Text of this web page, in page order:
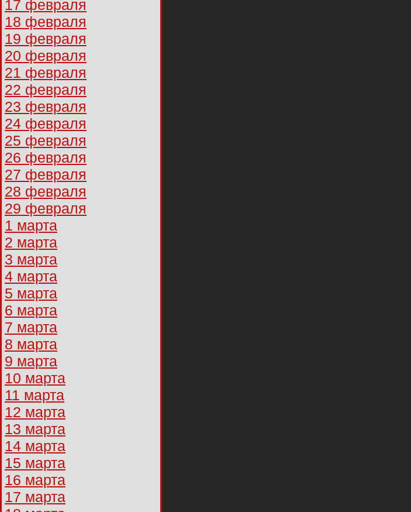
17 февраля
18 февраля
19 февраля
20 февраля
21 февраля
22 февраля
23 февраля
24 февраля
25 февраля
26 февраля
27 февраля
28 февраля
29 февраля
1 марта
2 марта
3 марта
4 марта
5 марта
6 марта
7 марта
8 марта
9 марта
10 марта
11 марта
12 марта
13 марта
14 марта
15 марта
16 марта
17 марта